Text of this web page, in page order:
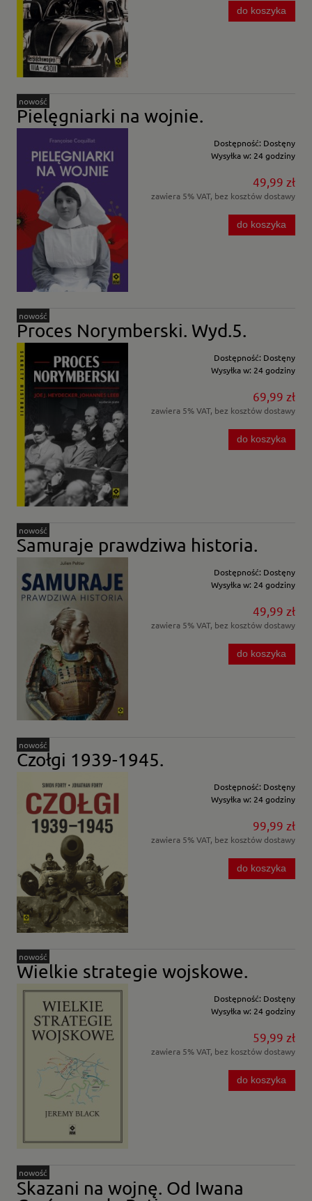
do koszyka
Pielęgniarki na wojnie.
Dostępność: Dostęny
Wysyłka w: 24 godziny
49,99 zł
zawiera 5% VAT, bez kosztów dostawy
do koszyka
nowość
Proces Norymberski. Wyd.5.
Dostępność: Dostęny
Wysyłka w: 24 godziny
69,99 zł
zawiera 5% VAT, bez kosztów dostawy
do koszyka
nowość
Samuraje prawdziwa historia.
Dostępność: Dostęny
Wysyłka w: 24 godziny
49,99 zł
zawiera 5% VAT, bez kosztów dostawy
do koszyka
nowość
Czołgi 1939-1945.
Dostępność: Dostęny
Wysyłka w: 24 godziny
99,99 zł
zawiera 5% VAT, bez kosztów dostawy
do koszyka
nowość
Wielkie strategie wojskowe.
Dostępność: Dostęny
Wysyłka w: 24 godziny
59,99 zł
zawiera 5% VAT, bez kosztów dostawy
do koszyka
nowość
Skazani na wojnę. Od Iwana
nowość